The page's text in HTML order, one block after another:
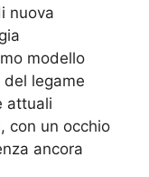
nuova
modello
legame
attuali
con un occhio
ancora